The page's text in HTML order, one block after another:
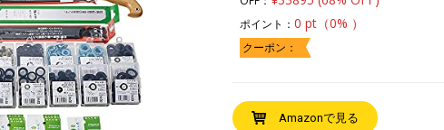
¥50,000.¥16,105.
ポイント： 0 pt（0% ）
クーポン：
Amazonで見る